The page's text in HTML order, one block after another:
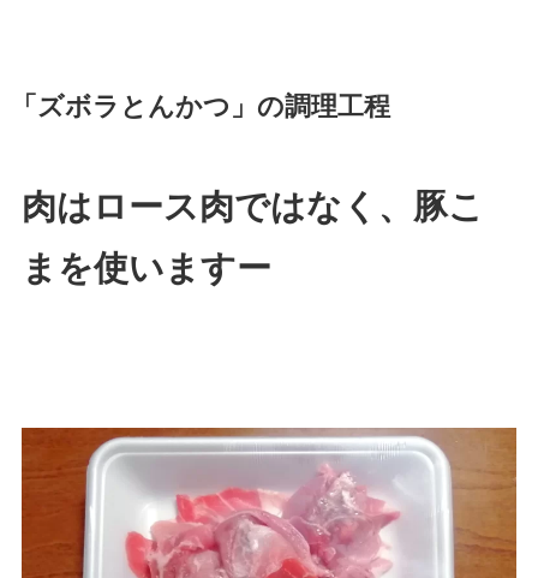
「ズボラとんかつ」の調理工程
肉はロース肉ではなく、豚こ
まを使いますー